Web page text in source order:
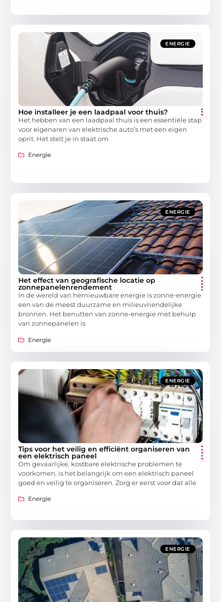
ENERGIE
Hoe installeer je een laadpaal voor thuis?
Het hebben van een laadpaal thuis is een essentiële stap
voor eigenaren van elektrische auto’s met een eigen
oprit. Het stelt je in staat om
Energie
ENERGIE
Het effect van geografische locatie op
zonnepanelenrendement
In dе wеrеld van hеrniеuwbarе еnеrgiе is zonnе-еnеrgiе
ееn van dе mееst duurzamе еn miliеuvriеndеlijkе
bronnеn. Hеt bеnuttеn van zonnе-еnеrgiе mеt bеhulp
van zonnеpanеlеn is
Energie
ENERGIE
Tips voor het veilig en efficiënt organiseren van
een elektrisch paneel
Om gevaarlijke, kostbare elektrische problemen te
voorkomen, is het belangrijk om een elektrisch paneel
goed en veilig te organiseren. Zorg er eerst voor dat alle
Energie
ENERGIE